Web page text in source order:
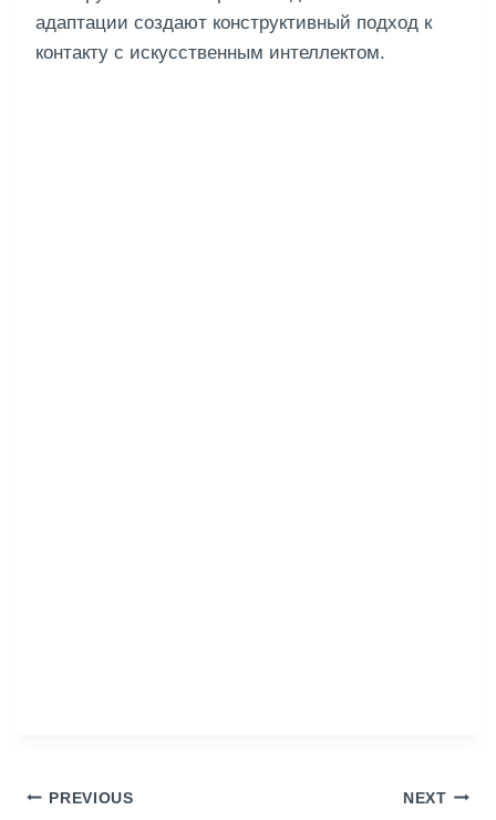
адаптации создают конструктивный подход к
контакту с искусственным интеллектом.
Post
PREVIOUS NEXT